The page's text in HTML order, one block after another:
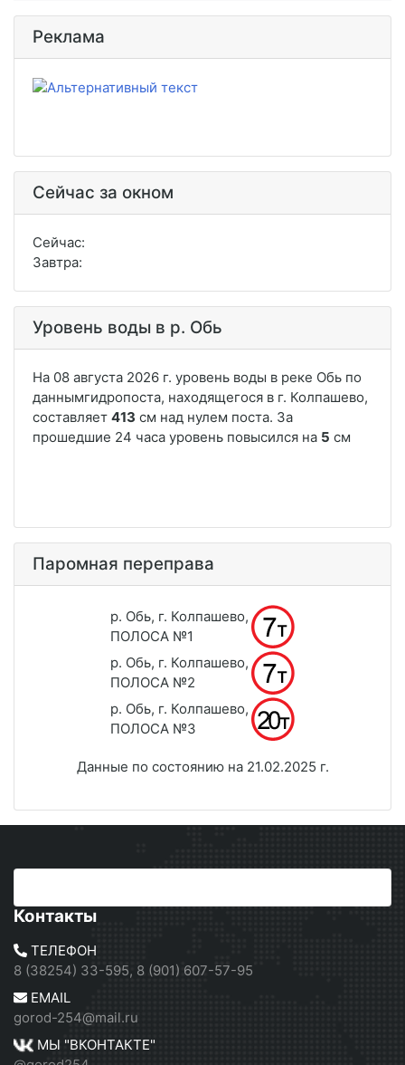
Реклама
Сейчас за окном
Сейчас:
Завтра:
Уровень воды в р. Обь
Паромная переправа
р. Обь, г. Колпашево,
ПОЛОСА №1
р. Обь, г. Колпашево,
ПОЛОСА №2
р. Обь, г. Колпашево,
ПОЛОСА №3
Данные по состоянию на 21.02.2025 г.
Контакты
ТЕЛЕФОН
8 (38254) 33-595, 8 (901) 607-57-95
EMAIL
gorod-254@mail.ru
МЫ "ВКОНТАКТЕ"